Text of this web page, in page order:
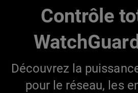
Contrôle
Découvrez la
pour le réseau, les